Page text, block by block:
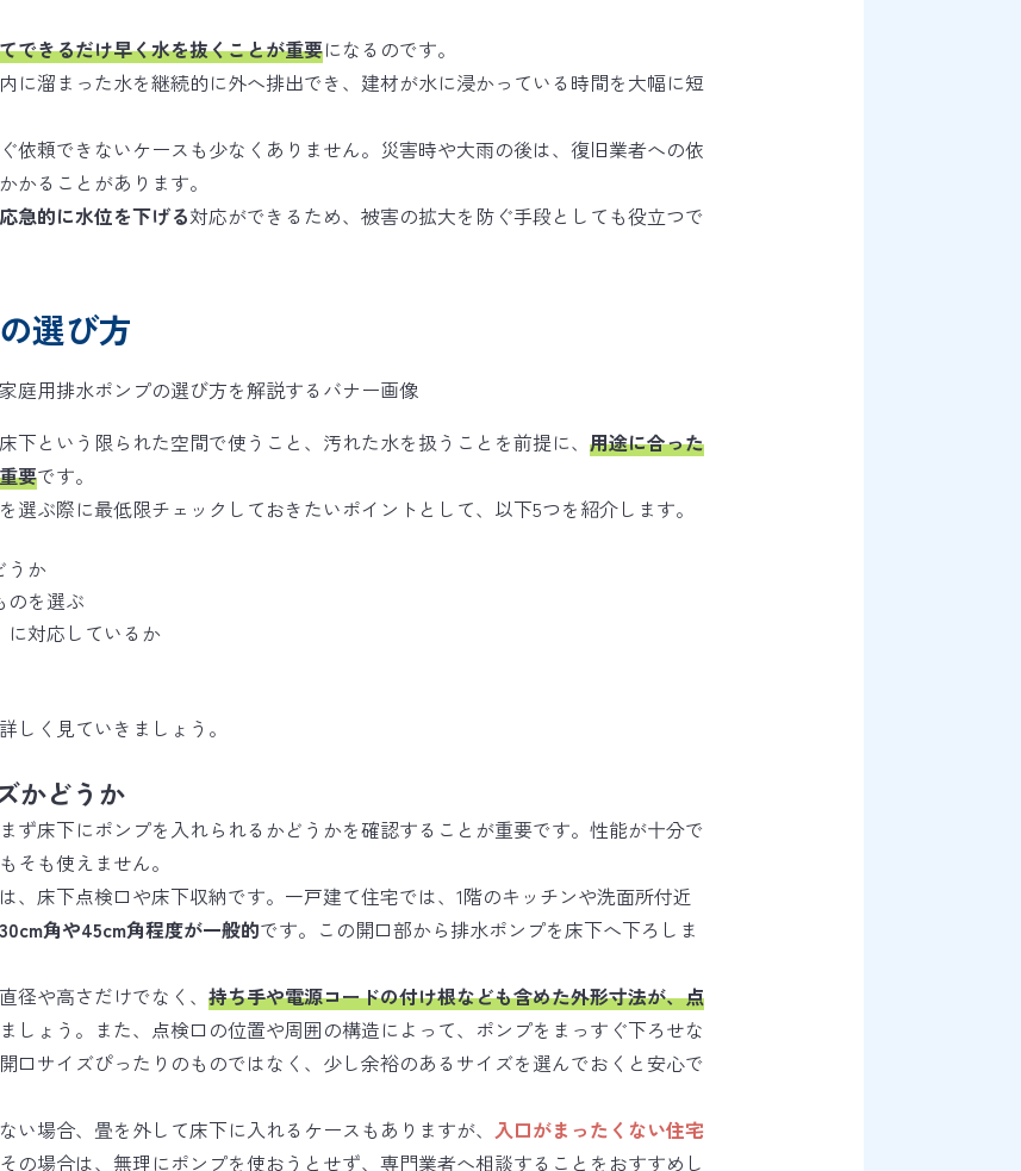
できるだけ早く水を抜くことが重要になるのです。
に溜まった水を継続的に外へ排出でき、建材が水に浸かっている時間を大幅に短
依頼できないケースも少なくありません。災害時や大雨の後は、復旧業者への依
かることがあります。
急的に水位を下げる対応ができるため、被害の拡大を防ぐ手段としても役立つで
選び方
下という限られた空間で使うこと、汚れた水を扱うことを前提に、 用途に合った
要です。
選ぶ際に最低限チェックしておきたいポイントとして、以下5つを紹介します。
うか
のを選ぶ
対応しているか
しく見ていきましょう。
かどうか
ず床下にポンプを入れられるかどうかを確認することが重要です。性能が十分で
そも使えません。
、床下点検口や床下収納です。一戸建て住宅では、1階のキッチンや洗面所付近
30cm角や45cm角程度が一般的です。この開口部から排水ポンプを床下へ下ろしま
径や高さだけでなく、 持ち手や電源コードの付け根なども含めた外形寸法が、点
しょう。また、点検口の位置や周囲の構造によって、ポンプをまっすぐ下ろせな
口サイズぴったりのものではなく、少し余裕のあるサイズを選んでおくと安心で
い場合、畳を外して床下に入れるケースもありますが、 入口がまったくない住宅
の場合は、無理にポンプを使おうとせず、専門業者へ相談することをおすすめし